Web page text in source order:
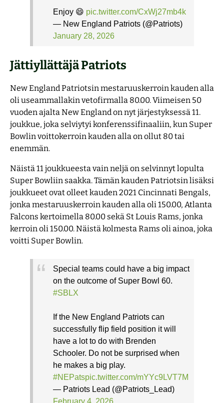
Enjoy 😄 pic.twitter.com/CxWj27mb4k
— New England Patriots (@Patriots)
January 28, 2026
Jättiyllättäjä Patriots
New England Patriotsin mestaruuskerroin kauden alla
oli useammallakin vetofirmalla 80.00. Viimeisen 50
vuoden ajalta New England on nyt järjestyksessä 11.
joukkue, joka selviytyi konferenssifinaaliin, kun Super
Bowlin voittokerroin kauden alla on ollut 80 tai
enemmän.
Näistä 11 joukkueesta vain neljä on selvinnyt lopulta
Super Bowliin saakka. Tämän kauden Patriotsin lisäksi
joukkueet ovat olleet kauden 2021 Cincinnati Bengals,
jonka mestaruuskerroin kauden alla oli 150.00, Atlanta
Falcons kertoimella 80.00 sekä St Louis Rams, jonka
kerroin oli 150.00. Näistä kolmesta Rams oli ainoa, joka
voitti Super Bowlin.
Special teams could have a big impact
on the outcome of Super Bowl 60.
#SBLX
If the New England Patriots can
successfully flip field position it will
have a lot to do with Brenden
Schooler. Do not be surprised when
he makes a big play.
#NEPatspic.twitter.com/mYYc9LVT7M
— Patriots Lead (@Patriots_Lead)
February 4, 2026